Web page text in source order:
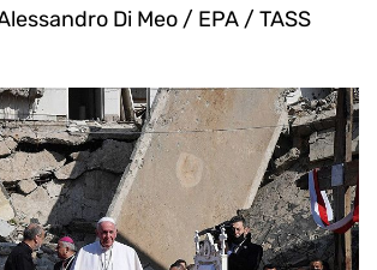
Di Meo / EPA / TASS